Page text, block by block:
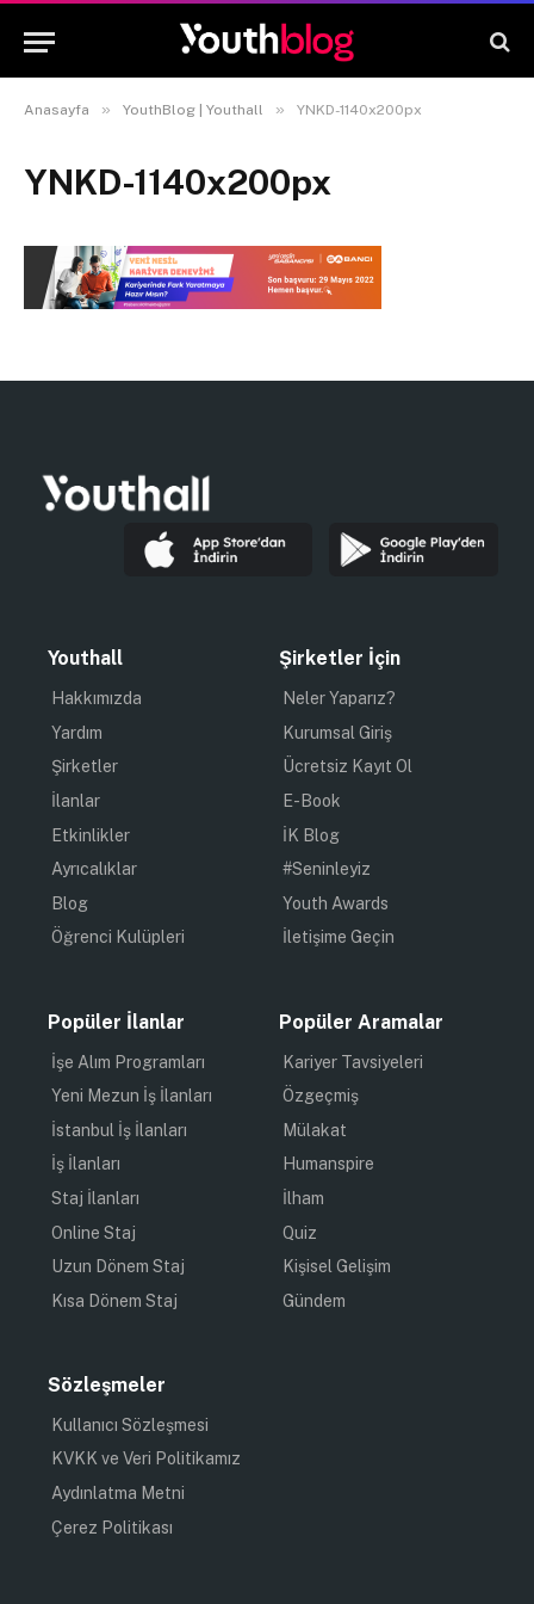
Anasayfa » YouthBlog | Youthall » YNKD-1140x200px
YNKD-1140x200px
Youthall
Hakkımızda
Yardım
Şirketler
İlanlar
Etkinlikler
Ayrıcalıklar
Blog
Öğrenci Kulüpleri
Şirketler İçin
Neler Yaparız?
Kurumsal Giriş
Ücretsiz Kayıt Ol
E-Book
İK Blog
#Seninleyiz
Youth Awards
İletişime Geçin
Popüler İlanlar
İşe Alım Programları
Yeni Mezun İş İlanları
İstanbul İş İlanları
İş İlanları
Staj İlanları
Online Staj
Uzun Dönem Staj
Kısa Dönem Staj
Popüler Aramalar
Kariyer Tavsiyeleri
Özgeçmiş
Mülakat
Humanspire
İlham
Quiz
Kişisel Gelişim
Gündem
Sözleşmeler
Kullanıcı Sözleşmesi
KVKK ve Veri Politikamız
Aydınlatma Metni
Çerez Politikası